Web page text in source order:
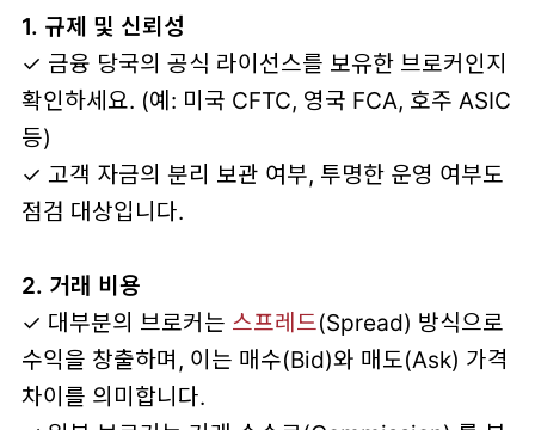
1. 규제 및 신뢰성
✓ 금융 당국의 공식 라이선스를 보유한 브로커인지
확인하세요. (예: 미국 CFTC, 영국 FCA, 호주 ASIC
등)
✓ 고객 자금의 분리 보관 여부, 투명한 운영 여부도
점검 대상입니다.
2. 거래 비용
✓ 대부분의 브로커는 스프레드(Spread) 방식으로
수익을 창출하며, 이는 매수(Bid)와 매도(Ask) 가격
차이를 의미합니다.